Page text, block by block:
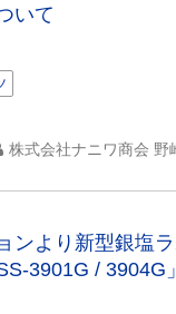
いて
株式会社ナニワ商会 野
ンより新型銀塩
3901G / 3904G」